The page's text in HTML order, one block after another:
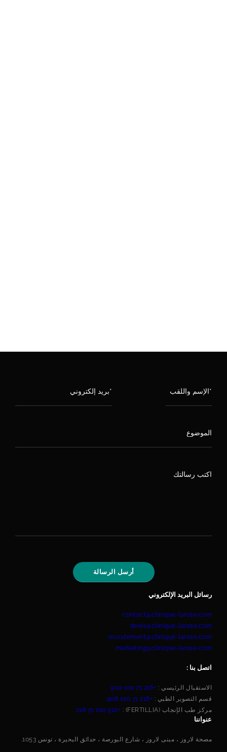
رسائل البريد الإلكتروني
contact@clinique-larose.com
devis@clinique-larose.com
recrutement@clinique-larose.com
marketing@clinique-larose.com
اتصل بنا :
الاستقبال الرئيسي : +216 71 100 900
قسم التصوير الطبي : +216 71 100 908
مركز طب الإنجاب (FERTILLIA) :
+216 71 100 910
عنواننا
مصحة لاروز ، مبنى لاروز ، شارع البورصة ، حدائق البحيرة ، تونس 1053.